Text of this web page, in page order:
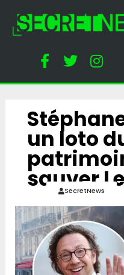
un loto
sauver
SecretNews